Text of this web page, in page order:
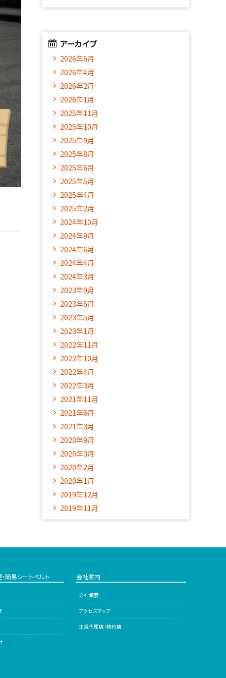
アーカイブ
2026年6月
2026年4月
2026年2月
2026年1月
2025年11月
2025年10月
2025年9月
2025年8月
2025年6月
2025年5月
2025年4月
2025年2月
2024年10月
2024年9月
2024年6月
2024年4月
2024年3月
2023年9月
2023年6月
2023年5月
2023年1月
2022年11月
2022年10月
2022年4月
2022年3月
2021年11月
2021年6月
2021年3月
2020年9月
2020年3月
2020年2月
2020年1月
2019年12月
2019年11月
簡易シートベルト 会社案内
会社概要
アクセスマップ
正規代理店・特約店